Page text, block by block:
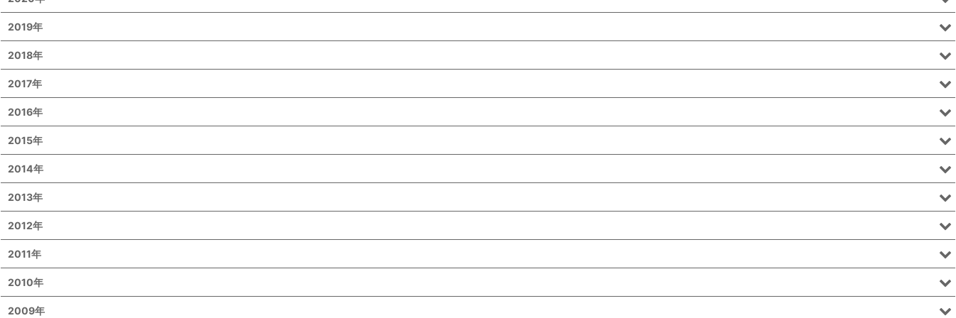
2019年
2018年
2017年
2016年
2015年
2014年
2013年
2012年
2011年
2010年
2009年